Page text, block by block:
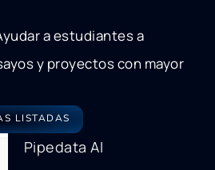
a estudiantes a
y proyectos con mayor
LISTADAS
Pipedata AI